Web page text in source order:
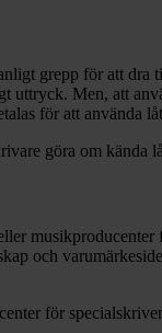
grepp för att dra
uttryck. Men, att
för att använda
göra om kända
och
för